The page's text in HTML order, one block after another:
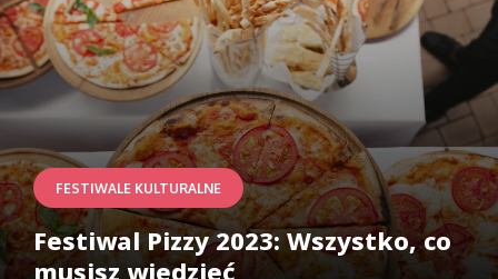
FESTIWALE KULTURALNE
Festiwal Pizzy 2023: Wszystko, co
musisz wiedzieć